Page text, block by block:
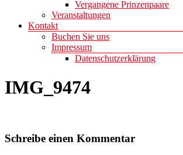
Vergangene Prinzenpaare
Veranstaltungen
Kontakt
Buchen Sie uns
Impressum
Datenschutzerklärung
IMG_9474
Schreibe einen Kommentar